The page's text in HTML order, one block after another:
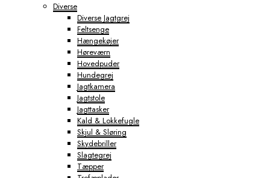
Diverse
Diverse Jagtgrej
Feltsenge
Hængekøjer
Høreværn
Hovedpuder
Hundegrej
Jagtkamera
Jagtstole
Jagttasker
Kald & Lokkefugle
Skjul & Sløring
Skydebriller
Slagtegrej
Tæpper